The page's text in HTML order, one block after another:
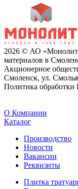
2026 © АО
материалов в
Акционерное
Смоленск, ул.
Политика
O Компании
Каталог
Производство
Новости
Вакансии
Реквизиты
Плитка